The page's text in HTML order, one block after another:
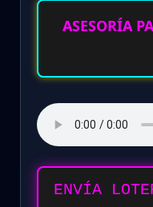
ASESORÍA
ENVÍA